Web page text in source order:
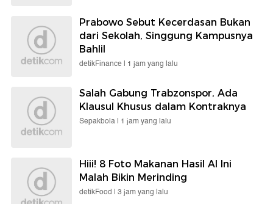
Prabowo Sebut Kecerdasan Bukan
dari Sekolah, Singgung Kampusnya
Bahlil
detikFinance | 1 jam yang lalu
Salah Gabung Trabzonspor, Ada
Klausul Khusus dalam Kontraknya
Sepakbola | 1 jam yang lalu
Hiii! 8 Foto Makanan Hasil AI Ini
Malah Bikin Merinding
detikFood | 3 jam yang lalu